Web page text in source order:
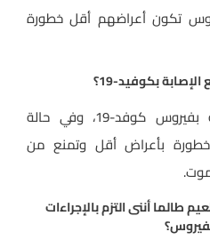
تكون أعراضهم أقل خطورة
نعم إنه يحمي من الإصابة بفيروس كوفد-19، وفي حالة
خطورة بأعراض أقل وتمنع من
طالما أننى التزم بالإجراءات